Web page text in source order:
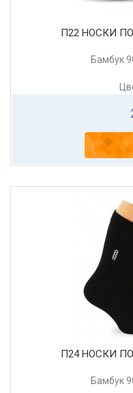
П22 НОСКИ
Бамбук
П24 НОСКИ
Бамбук